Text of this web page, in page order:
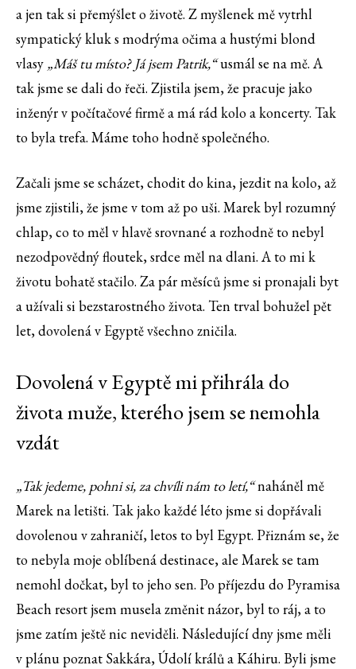
a jen tak si přemýšlet o životě. Z myšlenek mě vytrhl
sympatický kluk s modrýma očima a hustými blond
vlasy „Máš tu místo? Já jsem Patrik,“usmál se na mě. A
tak jsme se dali do řeči. Zjistila jsem, že pracuje jako
inženýr v počítačové firmě a má rád kolo a koncerty. Tak
to byla trefa. Máme toho hodně společného.
Začali jsme se scházet, chodit do kina, jezdit na kolo, až
jsme zjistili, že jsme v tom až po uši. Marek byl rozumný
chlap, co to měl v hlavě srovnané a rozhodně to nebyl
nezodpovědný floutek, srdce měl na dlani. A to mi k
životu bohatě stačilo. Za pár měsíců jsme si pronajali byt
a užívali si bezstarostného života. Ten trval bohužel pět
let, dovolená v Egyptě všechno zničila.
Dovolená v Egyptě mi přihrála do
života muže, kterého jsem se nemohla
vzdát
„Tak jedeme, pohni si, za chvíli nám to letí,“naháněl mě
Marek na letišti. Tak jako každé léto jsme si dopřávali
dovolenou v zahraničí, letos to byl Egypt. Přiznám se, že
to nebyla moje oblíbená destinace, ale Marek se tam
nemohl dočkat, byl to jeho sen. Po příjezdu do Pyramisa
Beach resort jsem musela změnit názor, byl to ráj, a to
jsme zatím ještě nic neviděli. Následující dny jsme měli
v plánu poznat Sakkára, Údolí králů a Káhiru. Byli jsme